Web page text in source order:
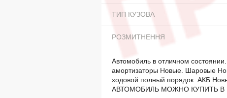
ТИП КУЗОВА
РОЗМИТНЕННЯ
Автомобиль в отличном
амортизаторы Новые. Шаровые
ходовой полный порядок. АКБ
АВТОМОБИЛЬ МОЖНО КУПИТЬ В